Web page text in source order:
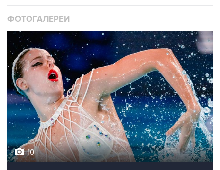
до четырех месяцев или, если это потребуется,
дольше.
Иран Оман Ормузский пролив
Купить подписку на профессиональную ленту
Подписаться на рассылку главных новостей сайта
Получать оперативные новости в официальном
канале